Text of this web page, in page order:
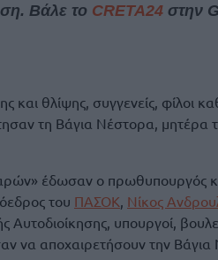
Βάλε το CRETA24στην
και θλίψης, συγγενείς, φίλοι
τη Βάγια Νέστορα, μητέρα
έδωσαν ο πρωθυπουργός
του ΠΑΣΟΚ, Νίκος
Αυτοδιοίκησης, υπουργοί,
να αποχαιρετήσουν την